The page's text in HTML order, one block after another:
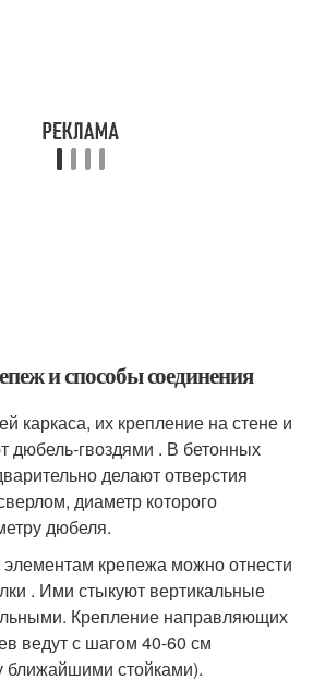
и способы соединения
каркаса, их крепление на стене и
дюбель-гвоздями . В бетонных
делают отверстия
диаметр которого
дюбеля.
крепежа можно отнести
. Ими стыкуют вертикальные
Крепление направляющих
ведут с шагом 40-60 см
ближайшими стойками).